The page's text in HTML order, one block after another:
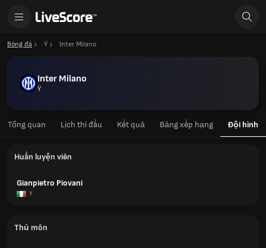
Bóng đá Ý Inter Milano
Inter Milano
Ý
Tổng quan Lịch thi đấu Kết quả Bảng xếp hạng Đội hình
Huấn luyện viên
Gianpietro Piovani
Ý
Thủ môn